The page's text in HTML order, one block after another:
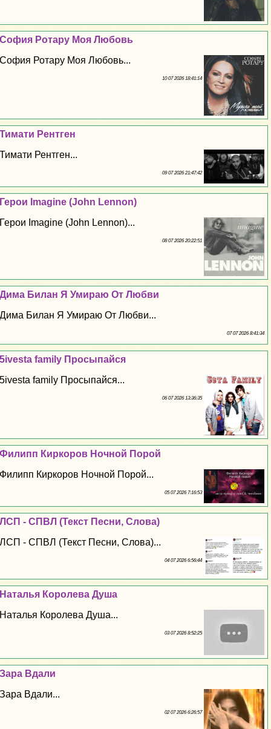
София Ротару Моя Любовь
София Ротару Моя Любовь...
10 07 2026 18:41:14
Тимати Рентген
Тимати Рентген...
09 07 2026 21:47:42
Герои Imagine (John Lennon)
Герои Imagine (John Lennon)...
08 07 2026 20:22:51
Дима Билан Я Умираю От Любви
Дима Билан Я Умираю От Любви...
07 07 2026 8:41:34
5ivesta family Просыпайся
5ivesta family Просыпайся...
06 07 2026 13:36:35
Филипп Киркоров Ночной Порой
Филипп Киркоров Ночной Порой...
05 07 2026 7:16:53
ЛСП - СПВЛ (Текст Песни, Слова)
ЛСП - СПВЛ (Текст Песни, Слова)...
04 07 2026 6:56:44
Наталья Королева Душа
Наталья Королева Душа...
03 07 2026 8:52:25
Зара Вдали
Зара Вдали...
02 07 2026 6:26:57